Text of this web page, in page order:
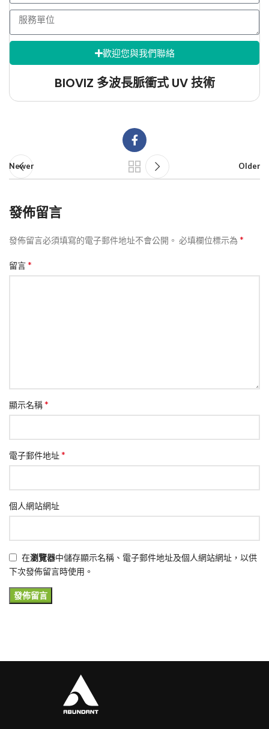
歡迎您與我們聯絡
BIOVIZ 多波長脈衝式 UV 技術
Newer Older
發佈留言
發佈留言必須填寫的電子郵件地址不會公開。 必填欄位標示為 *
留言*
顯示名稱*
電子郵件地址*
個人網站網址
在瀏覽器中儲存顯示名稱、電子郵件地址及個人網站網址，以供
下次發佈留言時使用。